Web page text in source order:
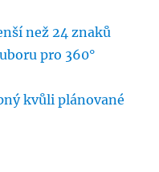
než 24 znaků
pro 360°
kvůli plánované